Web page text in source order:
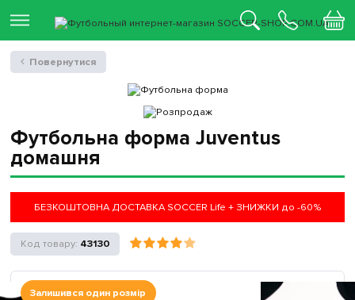
Футбольна форма Juventus
домашня
БЕЗКОШТОВНА ДОСТАВКА SOCCER Life + ЗНИЖКИ до -60%
43130
Залишився один розмір
Повернутися